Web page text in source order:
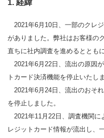
1. 経緯
2021年6月10日、一部のクレ
がありました。弊社はお客様の
直ちに社内調査を進めるととも
2021年6月22日、流出の原因
トカード決済機能を停止いたし
2021年6月24日、流出のおそ
を停止しました。
2021年11月22日、調査機関に
レジットカード情報が流出し、